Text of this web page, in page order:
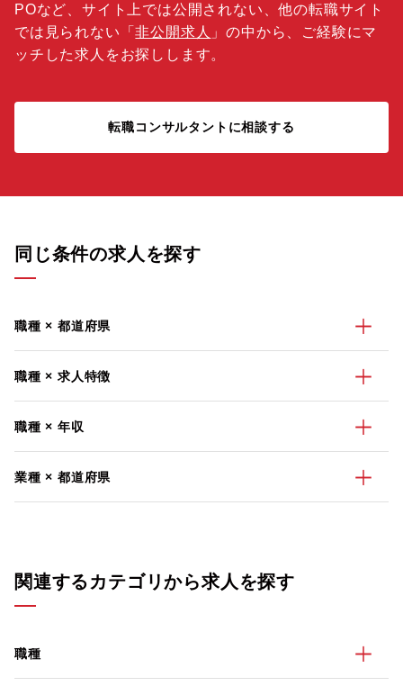
POなど、サイト上では公開されない、他の転職サイト
では見られない「非公開求人 」の中から、ご経験にマ
ッチした求人をお探しします。
転職コンサルタントに相談する
同じ条件の求人を探す
職種 × 都道府県
職種 × 求人特徴
職種 × 年収
業種 × 都道府県
関連するカテゴリから求人を探す
職種